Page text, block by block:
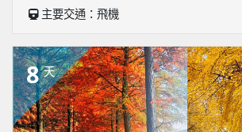
主要交通：飛機
8 天